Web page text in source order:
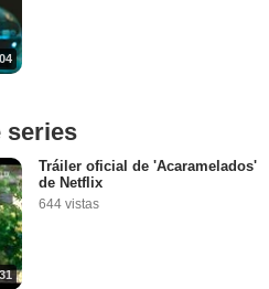
series
Tráiler oficial de 'Acaramelados'
de Netflix
644 vistas